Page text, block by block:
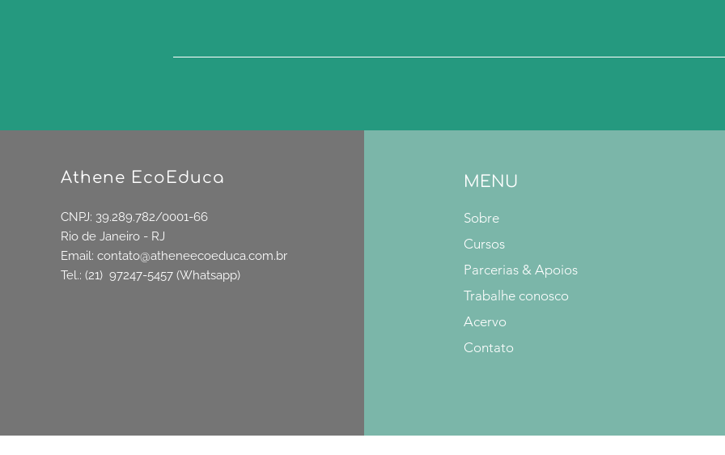
Athene EcoEduca
CNPJ: 39.289.782/0001-66
Rio de Janeiro - RJ
Email: contato@atheneecoeduca.com.br
Tel.: (21) 97247-5457 (Whatsapp)
MENU
Sobre
Cursos
Parcerias & Apoios
Trabalhe conosco
Acervo
Contato